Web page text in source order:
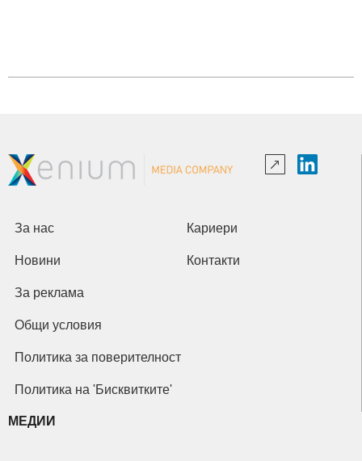
За нас Кариери
Новини Контакти
За реклама
Общи условия
Политика за поверителност
Политика на 'Бисквитките'
МЕДИИ